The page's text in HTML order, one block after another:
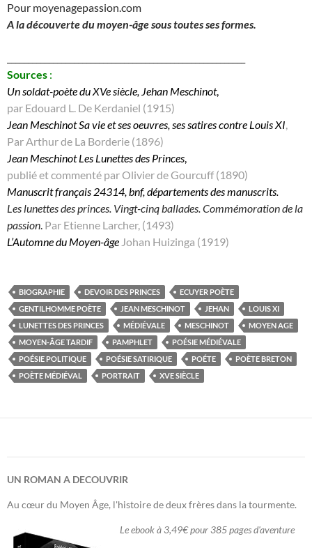
Pour moyenagepassion.com
A la découverte du moyen-âge sous toutes ses formes.
Sources :
Un soldat-poète du XVe siècle, Jehan Meschinot,
par Edouard L. De Kerdaniel (1915)
Jean Meschinot Sa vie et ses oeuvres, ses satires contre Louis XI,
Par Arthur de La Borderie (1896)
Jean Meschinot Les Lunettes des Princes,
publié et commenté par Olivier de Gourcuff (1890)
Manuscrit français 24314, bnf, départements des manuscrits.
Les lunettes des princes. Vingt-cinq ballades. Commémoration de la
passion. Par Etienne Larcher, (1493)
L’Automne du Moyen-âge Johan Huizinga (1919)
BIOGRAPHIE DEVOIR DES PRINCES
ECUYER POÈTE
GENTILHOMME POÈTE
JEAN MESCHINOT JEHAN
LOUIS XI
LUNETTES DES PRINCES
MÉDIÉVALE MESCHINOT
MOYEN AGE
MOYEN-ÂGE TARDIF
PAMPHLET
POÉSIE MÉDIÉVALE
POÉSIE POLITIQUE
POÉSIE SATIRIQUE POÉTE
POÈTE BRETON
POÈTE MÉDIÉVAL
PORTRAIT XVE SIÈCLE
UN ROMAN A DECOUVRIR
Au cœur du Moyen Âge, l'histoire de deux frères dans la tourmente.
Le ebook à 3,49€ pour 385 pages d'aventure